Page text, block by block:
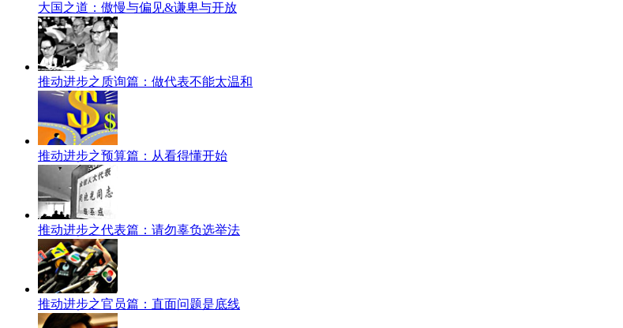
大国之道：傲慢与偏见&谦卑与开放
推动进步之质询篇：做代表不能太温和
推动进步之预算篇：从看得懂开始
推动进步之代表篇：请勿辜负选举法
推动进步之官员篇：直面问题是底线